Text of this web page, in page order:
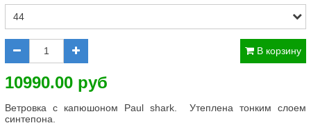
В корзину
10990.00 руб
Ветровка с капюшоном Paul shark. Утеплена тонким слоем
синтепона.